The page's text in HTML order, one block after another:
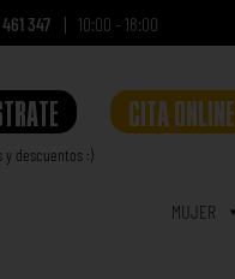
347 10:00 - 18:00
y descuentos :)
CITA ONLINE
MUJER